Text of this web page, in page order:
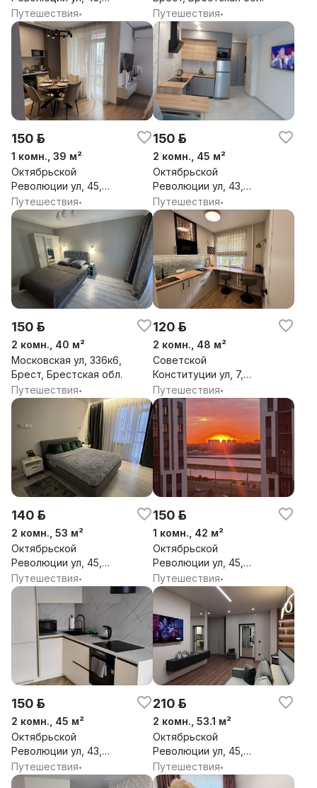
Брест, Брестская обл.
Путешествия•
Путешествия•
150 р.
1 комн., 39 м²
Октябрьской
Революции ул, 45,
Брест, Брестская обл.
Путешествия•
150 р.
2 комн., 45 м²
Октябрьской
Революции ул, 43,
Брест, Брестская обл.
Путешествия•
150 р.
2 комн., 40 м²
Московская ул, 336к6,
Брест, Брестская обл.
Путешествия•
120 р.
2 комн., 48 м²
Советской
Конституции ул, 7,
Брест, Брестская обл.
Путешествия•
140 р.
2 комн., 53 м²
Октябрьской
Революции ул, 45,
Брест, Брестская обл.
Путешествия•
150 р.
1 комн., 42 м²
Октябрьской
Революции ул, 45,
Брест, Брестская обл.
Путешествия•
150 р.
2 комн., 45 м²
Октябрьской
Революции ул, 43,
Брест, Брестская обл.
Путешествия•
210 р.
2 комн., 53.1 м²
Октябрьской
Революции ул, 45,
Брест, Брестская обл.
Путешествия•